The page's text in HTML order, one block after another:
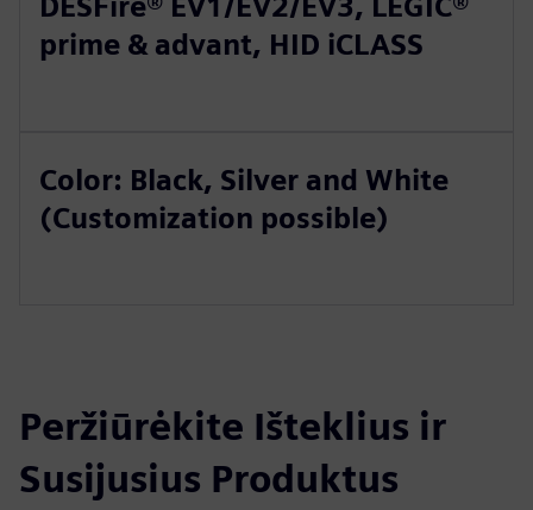
prime & advant, HID iCLASS
Color: Black, Silver and White
(Customization possible)
Peržiūrėkite Išteklius ir
Susijusius Produktus